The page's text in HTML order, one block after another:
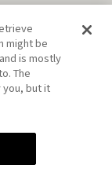
禁じます。
might be
is mostly
The
but it